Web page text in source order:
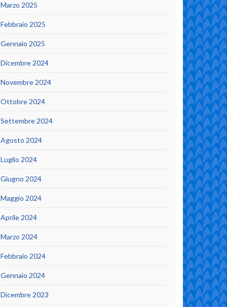
Marzo 2025
Febbraio 2025
Gennaio 2025
Dicembre 2024
Novembre 2024
Ottobre 2024
Settembre 2024
Agosto 2024
Luglio 2024
Giugno 2024
Maggio 2024
Aprile 2024
Marzo 2024
Febbraio 2024
Gennaio 2024
Dicembre 2023